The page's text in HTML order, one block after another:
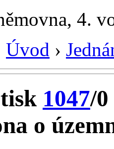
4.
Úvod ›
1047/0
o